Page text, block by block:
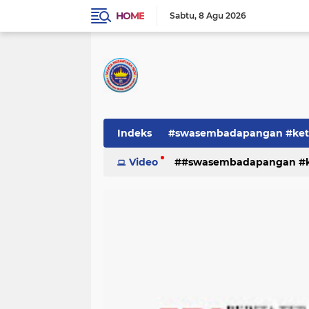
HOME Sabtu 8 Agu 2026
Indeks #swasembadapangan
Pemerintah PEMERINTAHAN
Video #swasembadapangan